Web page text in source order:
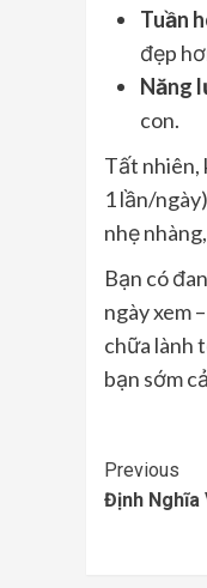
Tuần
đẹp
Năng
con.
Tất nhiên,
1 lần/
nhẹ
Bạn có
ngày xem
chữa lành
bạn sớm
Previous
Định Nghĩa